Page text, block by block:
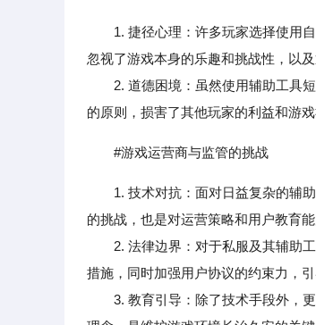
1. 捷径心理：许多玩家选择使用
忽视了游戏本身的乐趣和挑战性，以
2. 道德困境：虽然使用辅助工具短
的原则，损害了其他玩家的利益和游戏
#游戏运营商与监管的挑战
1. 技术对抗：面对日益复杂的辅
的挑战，也是对运营策略和用户教育能
2. 法律边界：对于私服及其辅助工
措施，同时加强用户协议的约束力，
3. 教育引导：除了技术手段外，更